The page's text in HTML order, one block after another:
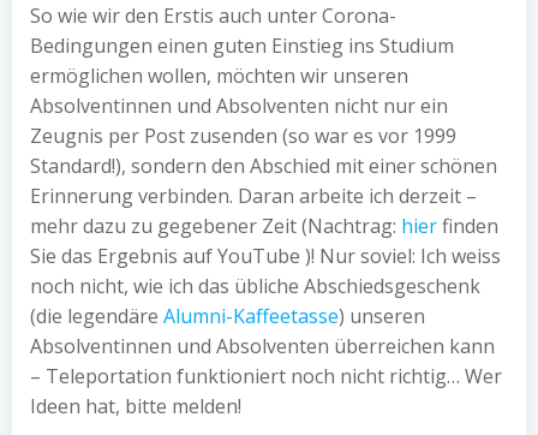
So wie wir den Erstis auch unter Corona-
Bedingungen einen guten Einstieg ins Studium
ermöglichen wollen, möchten wir unseren
Absolventinnen und Absolventen nicht nur ein
Zeugnis per Post zusenden (so war es vor 1999
Standard!), sondern den Abschied mit einer schönen
Erinnerung verbinden. Daran arbeite ich derzeit –
mehr dazu zu gegebener Zeit (Nachtrag: hierfinden
Sie das Ergebnis auf YouTube )! Nur soviel: Ich weiss
noch nicht, wie ich das übliche Abschiedsgeschenk
(die legendäre Alumni-Kaffeetasse) unseren
Absolventinnen und Absolventen überreichen kann
– Teleportation funktioniert noch nicht richtig… Wer
Ideen hat, bitte melden!